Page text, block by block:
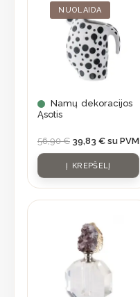
NUOLAIDA
Namų dekoracijos
Ąsotis
56,90€
was:
56,90 €.
39,83 €
is:
39,83 €.
su PVM
Į KREPŠELĮ